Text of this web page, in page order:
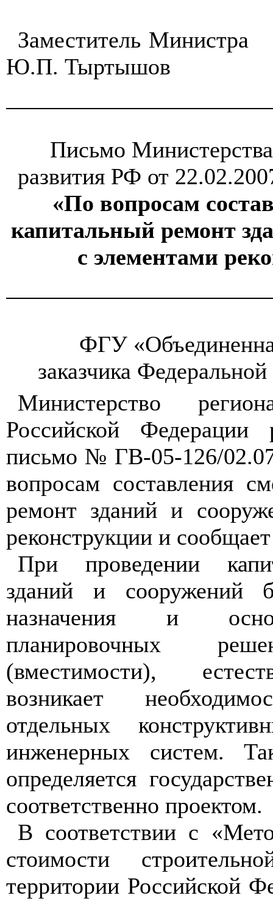
Заместитель Министра
Ю.П. Тыртышов
Письмо
развития РФ от
«По вопросам
капитальный ремонт
с элементами
ФГУ
заказчика
Министерство
Российской Федерации
письмо № ГВ-05-126/
вопросам составления
ремонт зданий и
реконструкции и
При проведении
зданий и сооружений
назначения и
планировочных
(вместимости),
возникает
отдельных
инженерных систем.
определяется
соответственно проектом.
В соответствии с
стоимости
территории Российской